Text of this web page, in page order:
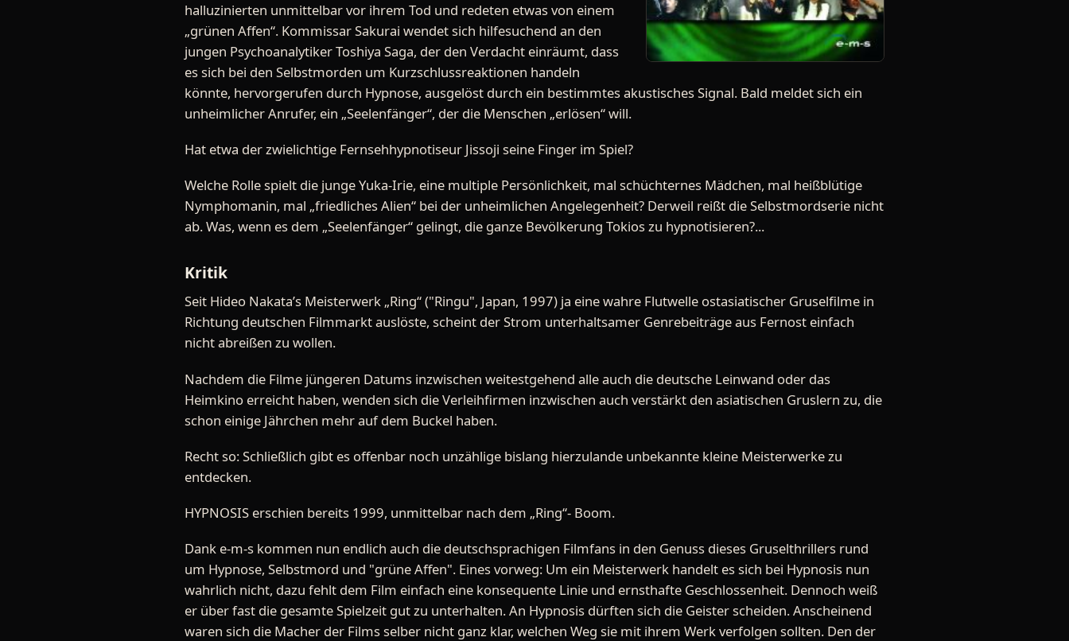
halluzinierten unmittelbar vor ihrem Tod und redeten etwas von einem
„grünen Affen“. Kommissar Sakurai wendet sich hilfesuchend an den
jungen Psychoanalytiker Toshiya Saga, der den Verdacht einräumt, dass
es sich bei den Selbstmorden um Kurzschlussreaktionen handeln
könnte, hervorgerufen durch Hypnose, ausgelöst durch ein bestimmtes akustisches Signal. Bald meldet sich ein
unheimlicher Anrufer, ein „Seelenfänger“, der die Menschen „erlösen“ will.
Hat etwa der zwielichtige Fernsehhypnotiseur Jissoji seine Finger im Spiel?
Welche Rolle spielt die junge Yuka-Irie, eine multiple Persönlichkeit, mal schüchternes Mädchen, mal heißblütige
Nymphomanin, mal „friedliches Alien“ bei der unheimlichen Angelegenheit? Derweil reißt die Selbstmordserie nicht
ab. Was, wenn es dem „Seelenfänger“ gelingt, die ganze Bevölkerung Tokios zu hypnotisieren?...
Kritik
Seit Hideo Nakata’s Meisterwerk „Ring“ ("Ringu", Japan, 1997) ja eine wahre Flutwelle ostasiatischer Gruselfilme in
Richtung deutschen Filmmarkt auslöste, scheint der Strom unterhaltsamer Genrebeiträge aus Fernost einfach
nicht abreißen zu wollen.
Nachdem die Filme jüngeren Datums inzwischen weitestgehend alle auch die deutsche Leinwand oder das
Heimkino erreicht haben, wenden sich die Verleihfirmen inzwischen auch verstärkt den asiatischen Gruslern zu, die
schon einige Jährchen mehr auf dem Buckel haben.
Recht so: Schließlich gibt es offenbar noch unzählige bislang hierzulande unbekannte kleine Meisterwerke zu
entdecken.
HYPNOSIS erschien bereits 1999, unmittelbar nach dem „Ring“- Boom.
Dank e-m-s kommen nun endlich auch die deutschsprachigen Filmfans in den Genuss dieses Gruselthrillers rund
um Hypnose, Selbstmord und "grüne Affen". Eines vorweg: Um ein Meisterwerk handelt es sich bei Hypnosis nun
wahrlich nicht, dazu fehlt dem Film einfach eine konsequente Linie und ernsthafte Geschlossenheit. Dennoch weiß
er über fast die gesamte Spielzeit gut zu unterhalten. An Hypnosis dürften sich die Geister scheiden. Anscheinend
waren sich die Macher der Films selber nicht ganz klar, welchen Weg sie mit ihrem Werk verfolgen sollten. Den der